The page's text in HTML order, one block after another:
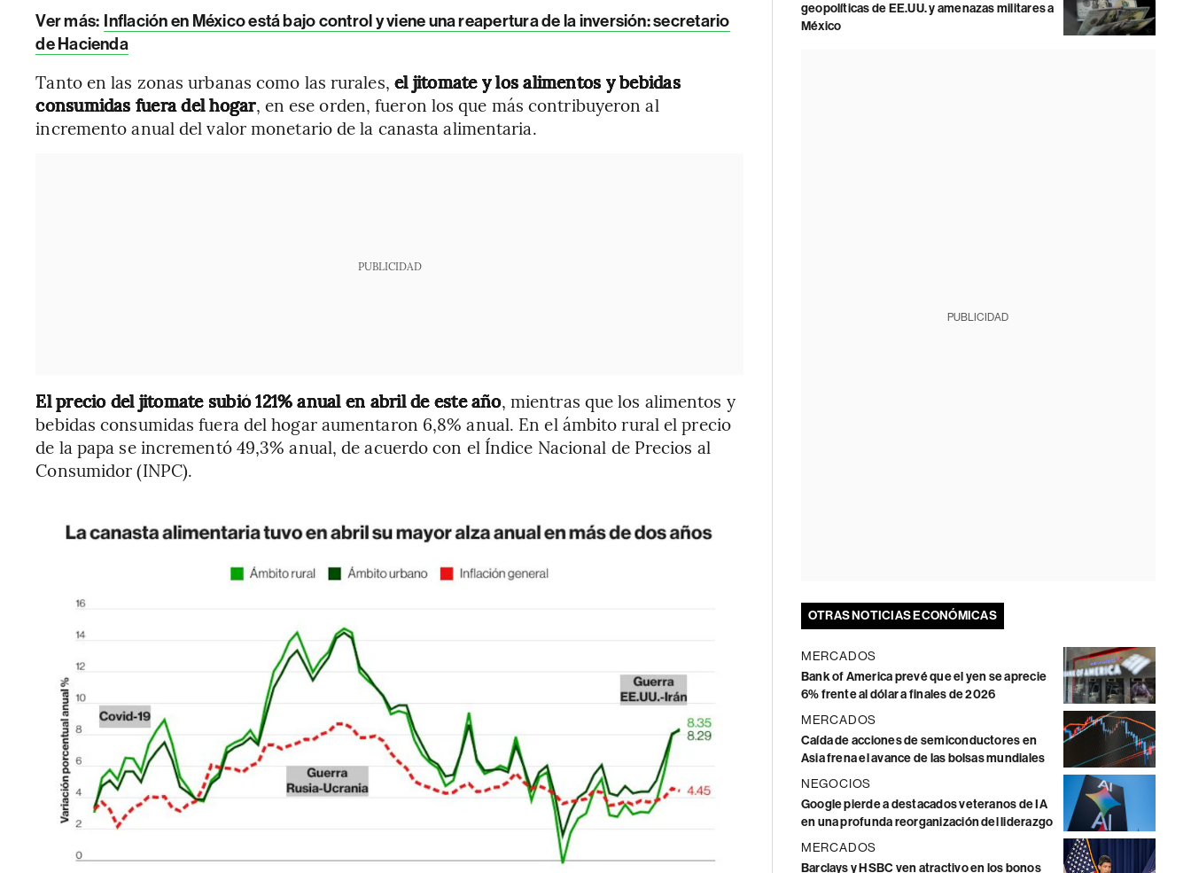
Ver más: Inflación en México está bajo control y viene una reapertura de la inversión: secretario
de Hacienda
Tanto en las zonas urbanas como las rurales, el jitomate y los alimentos y bebidas
consumidas fuera del hogar, en ese orden, fueron los que más contribuyeron al
incremento anual del valor monetario de la canasta alimentaria.
PUBLICIDAD
El precio del jitomate subió 121% anual en abril de este año, mientras que los alimentos y
bebidas consumidas fuera del hogar aumentaron 6,8% anual. En el ámbito rural el precio
de la papa se incrementó 49,3% anual, de acuerdo con el Índice Nacional de Precios al
Consumidor (INPC).
geopolíticas de EE.UU. y amenazas militares a
México
PUBLICIDAD
OTRAS NOTICIAS ECONÓMICAS
MERCADOS
Bank of America prevé que el yen se aprecie
6% frente al dólar a finales de 2026
MERCADOS
Caída de acciones de semiconductores en
Asia frena el avance de las bolsas mundiales
NEGOCIOS
Google pierde a destacados veteranos de IA
en una profunda reorganización del liderazgo
MERCADOS
Barclays y HSBC ven atractivo en los bonos